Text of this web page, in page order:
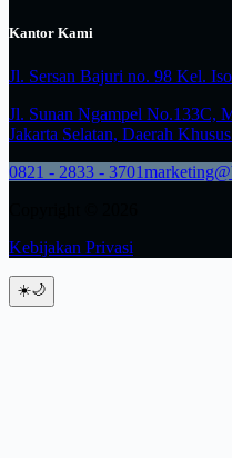
Kantor Kami
Jl. Sersan Bajuri no. 98 Kel.
Jl. Sunan Ngampel No.133C,
Jakarta Selatan, Daerah
0821 - 2833 - 3701
Kebijakan Privasi
☀️🌙